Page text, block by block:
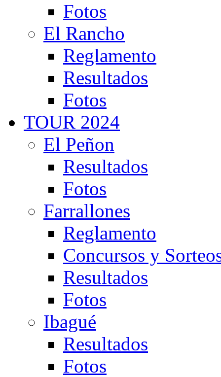
Fotos
El Rancho
Reglamento
Resultados
Fotos
TOUR 2024
El Peñon
Resultados
Fotos
Farrallones
Reglamento
Concursos y
Resultados
Fotos
Ibagué
Resultados
Fotos